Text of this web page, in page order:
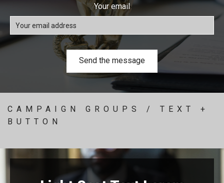
Your email
CAMPAIGN GROUPS / TEXT +
BUTTON